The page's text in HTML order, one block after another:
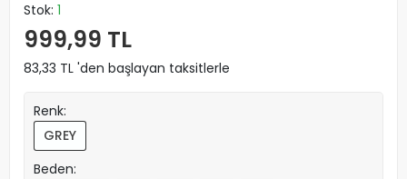
Stok: 1
999,99 TL
83,33 TL 'den başlayan taksitlerle
Renk:
GREY
Beden: